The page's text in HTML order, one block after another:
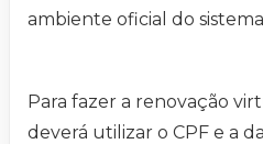
ambiente oficial do
Para fazer a renovação
deverá utilizar o CPF e a